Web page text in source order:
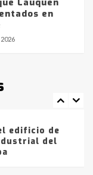
Lauquen
en
vendrá
gran parte
en la
edificio de
del